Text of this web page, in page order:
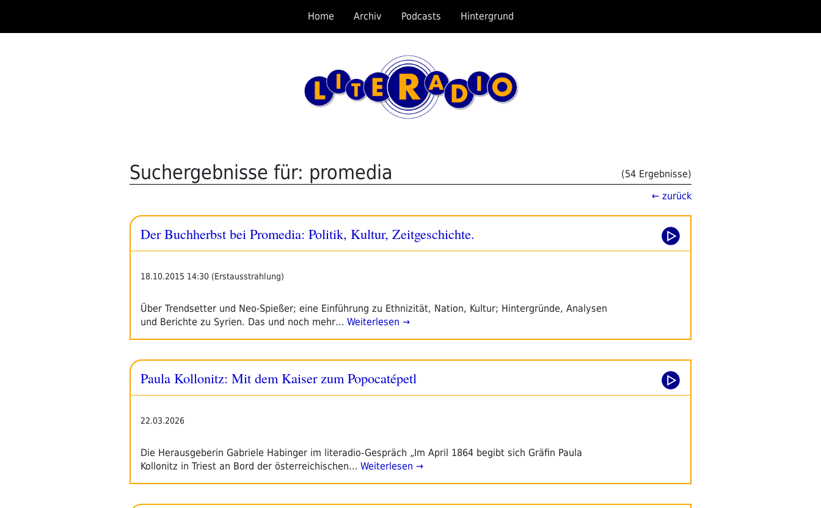
springen
Home Archiv Podcasts Hintergrund
Suchergebnisse für: promedia
(54 Ergebnisse)
← zurück
Der Buchherbst bei Promedia: Politik, Kultur, Zeitgeschichte.
18.10.2015 14:30 (Erstausstrahlung)
Über Trendsetter und Neo-Spießer; eine Einführung zu Ethnizität, Nation, Kultur; Hintergründe, Analysen
und Berichte zu Syrien. Das und noch mehr… Weiterlesen →
Paula Kollonitz: Mit dem Kaiser zum Popocatépetl
22.03.2026
Die Herausgeberin Gabriele Habinger im literadio-Gespräch „Im April 1864 begibt sich Gräfin Paula
Kollonitz in Triest an Bord der österreichischen… Weiterlesen →